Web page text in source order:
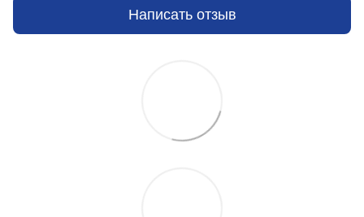
Написать отзыв